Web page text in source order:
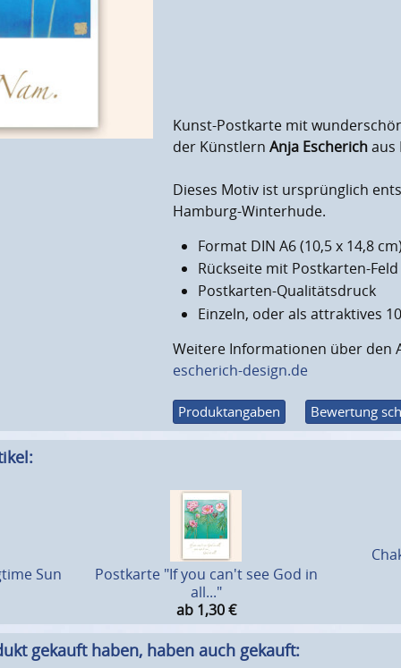
Kunst-Postkarte mit
der Künstlern Anja Escherichaus
Dieses Motiv ist ursprünglich
Hamburg-Winterhude.
Format DIN A6 (10,5 x 14,8 cm)
Rückseite mit Postkarten-
Postkarten-Qualitätsdruck
Einzeln, oder als attraktives
Weitere Informationen über den
escherich-design.de
Produktangaben Bewertung
Sun
Postkarte "If you can't see God in
all..."
ab 1,30 €
gekauft haben, haben auch gekauft: